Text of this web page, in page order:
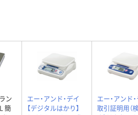
ン
簡
エー・アンド・デイ
【デジタルはかり】
エー・アンド
取引証明用（